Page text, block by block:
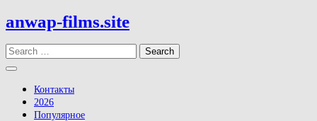
Skip
to
content
anwap-films.site
Search
Open
Button
Контакты
2026
Популярное